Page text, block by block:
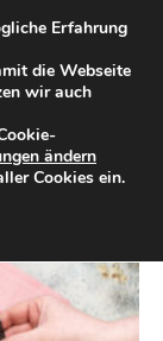
Erfahrung
die Webseite
wir auch
ändern
Cookies ein.